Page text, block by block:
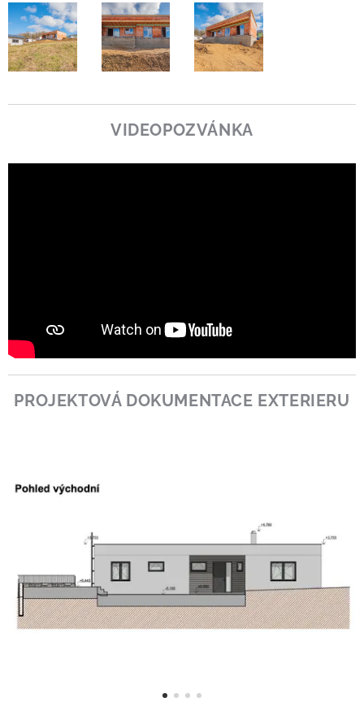
VIDEOPOZVÁNKA
PROJEKTOVÁ DOKUMENTACE EXTERIERU